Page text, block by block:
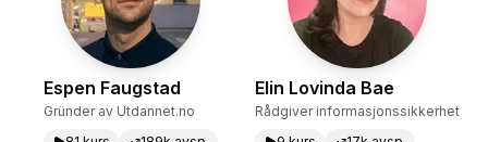
Espen Faugstad
Gründer av Utdannet.no
Elin Lovinda Bae
Rådgiver informasjonssikkerhet